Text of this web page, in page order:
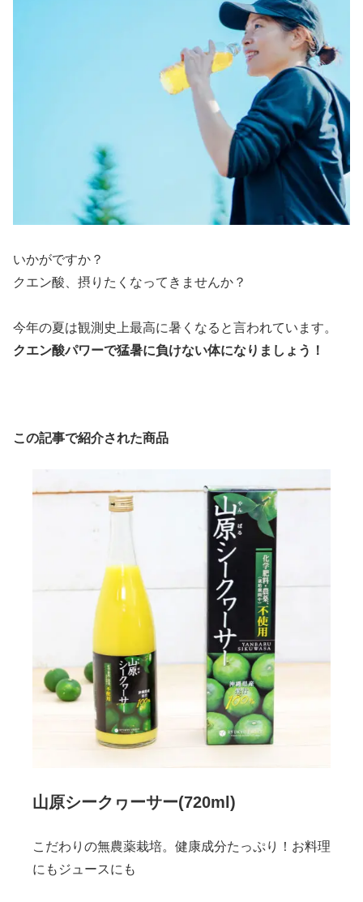
いかがですか？
クエン酸、摂りたくなってきませんか？
今年の夏は観測史上最高に暑くなると言われています。
クエン酸パワーで猛暑に負けない体になりましょう！
この記事で紹介された商品
山原シークヮーサー(720ml)
こだわりの無農薬栽培。健康成分たっぷり！お料理
にもジュースにも